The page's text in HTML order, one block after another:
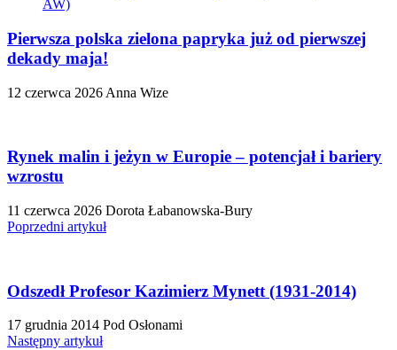
Pierwsza polska zielona papryka już od pierwszej
dekady maja!
12 czerwca 2026 Anna Wize
Rynek malin i jeżyn w Europie – potencjał i bariery
wzrostu
11 czerwca 2026 Dorota Łabanowska-Bury
Poprzedni artykuł
Odszedł Profesor Kazimierz Mynett (1931-2014)
17 grudnia 2014 Pod Osłonami
Następny artykuł